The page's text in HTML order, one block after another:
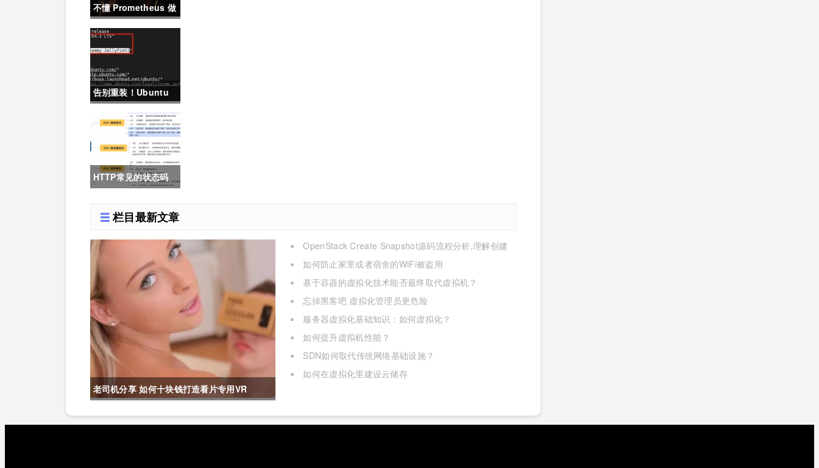
不懂 Prometheus 做
不好运维？那就来看
这一篇干货吧。
告别重装！Ubuntu
22.04直升24.04教
程，零数据丢失的终
HTTP常见的状态码
栏目最新文章
老司机分享 如何十块钱打造看片专用VR
OpenStack Create Snapshot源码流程分析,理解创建
快照的本质
如何防止家里或者宿舍的WiFi被盗用
基于容器的虚拟化技术能否最终取代虚拟机？
忘掉黑客吧 虚拟化管理员更危险
服务器虚拟化基础知识：如何虚拟化？
如何提升虚拟机性能？
SDN如何取代传统网络基础设施？
如何在虚拟化里建设云储存